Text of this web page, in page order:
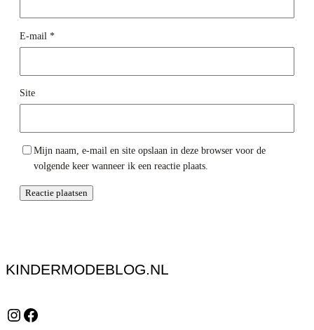
E-mail *
Site
Mijn naam, e-mail en site opslaan in deze browser voor de
volgende keer wanneer ik een reactie plaats.
KINDERMODEBLOG.NL
Instagram Facebook